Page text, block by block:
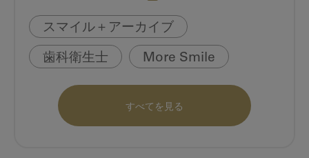
スマイル＋アーカイブ
歯科衛生士 More Smile
お悩み相談室 動画 書籍
book
すべてを見る